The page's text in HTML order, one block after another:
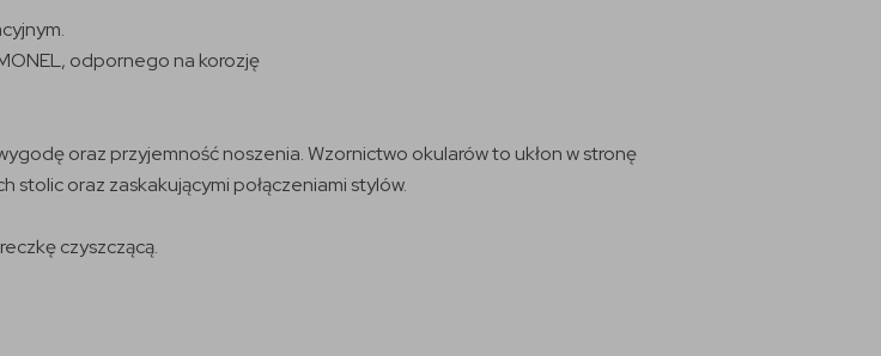
odpornego na korozję
oraz przyjemność noszenia. Wzornictwo okularów to ukłon w stronę
stolic oraz zaskakującymi połączeniami stylów.
czyszczącą.